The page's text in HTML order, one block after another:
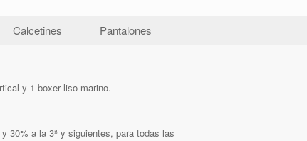
Calcetines Pantalones
y 1 boxer liso marino.
30% a la 3ª y siguientes, para todas las